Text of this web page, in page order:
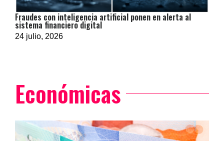
Fraudes con inteligencia artificial ponen en alerta al
sistema financiero digital
24 julio, 2026
Económicas